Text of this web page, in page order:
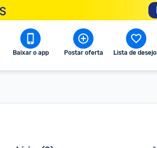
Baixar o app Postar oferta Lista de